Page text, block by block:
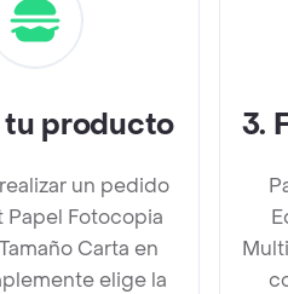
tu producto
un pedido
Papel Fotocopia
Carta en
elige la
3.